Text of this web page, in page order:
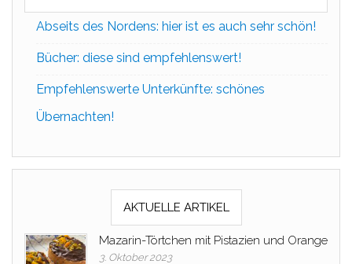
Abseits des Nordens: hier ist es auch sehr schön!
Bücher: diese sind empfehlenswert!
Empfehlenswerte Unterkünfte: schönes
Übernachten!
AKTUELLE ARTIKEL
Mazarin-Törtchen mit Pistazien und Orange
3. Oktober 2023